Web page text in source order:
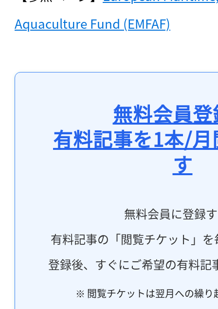
Aquaculture Fund (EMFAF)
無料会員
有料記事を1本/
す
無料会員に登録
有料記事の「閲覧チケット」
登録後、すぐにご希望の有料記
※ 閲覧チケットは翌月への繰り